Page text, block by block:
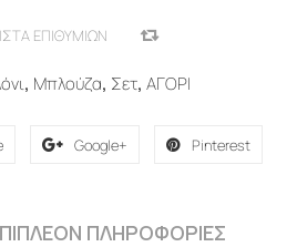
ΕΠΙΘΥΜΙΏΝ
, Μπλούζα, Σετ, ΑΓΟΡΙ
Google+ Pinterest
ΠΛΗΡΟΦΟΡΊΕΣ